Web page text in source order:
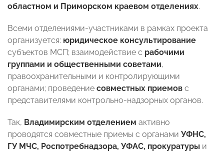
областном и Приморском краевом отделениях.
Всеми отделениями-участниками в рамках проекта
организуется: юридическое консультирование
субъектов МСП; взаимодействие с рабочими
группами и общественными советами,
правоохранительными и контролирующими
органами; проведение совместных приемов с
представителями контрольно-надзорных органов.
Так, Владимирским отделением активно
проводятся совместные приемы с органами УФНС,
ГУ МЧС, Роспотребнадзора, УФАС, прокуратуры и